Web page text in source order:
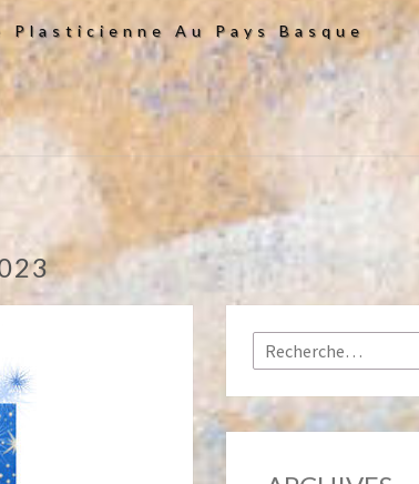
Au Pays Basque
Rechercher :